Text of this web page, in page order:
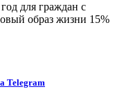
для граждан с
образ жизни 15%
Telegram